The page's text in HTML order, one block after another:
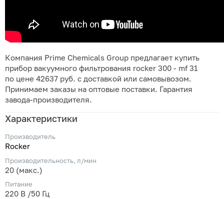
Компания Prime Chemicals Group предлагает купить
прибор вакуумного фильтрования rocker 300 - mf 31
по цене 42637 руб. с доставкой или самовывозом.
Принимаем заказы на оптовые поставки. Гарантия
завода-производителя.
Характеристики
Производитель
Rocker
Производительность, л/мин
20 (макс.)
Питание
220 В /50 Гц